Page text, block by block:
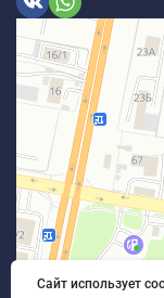
Сайт использует